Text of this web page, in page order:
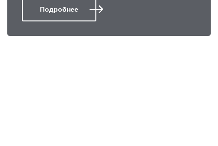
Подробнее